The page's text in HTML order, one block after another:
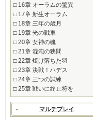
□ 16章 オーラムの驚異
□ 17章 新生オーラム
□ 18章 三年の歳月
□ 19章 光の戦車
□20章 女神の魂
□21章 混沌の狭間
□22章 焼け落ちた羽
□23章 決戦！ハデス
□24章 三つの試練
□25章 戦いに終止符を
マルチプレイ